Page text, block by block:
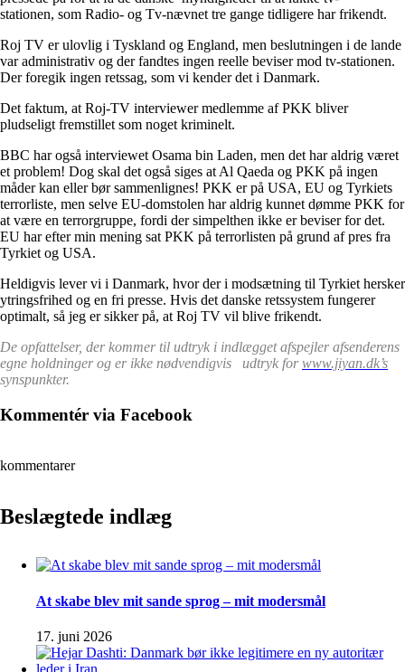
stationen, som Radio- og Tv-nævnet tre gange tidligere har frikendt.
Roj TV er ulovlig i Tyskland og England, men beslutningen i de lande
var administrativ og der fandtes ingen reelle beviser mod tv-stationen.
Der foregik ingen retssag, som vi kender det i Danmark.
Det faktum, at Roj-TV interviewer medlemme af PKK bliver
pludseligt fremstillet som noget kriminelt.
BBC har også interviewet Osama bin Laden, men det har aldrig været
et problem! Dog skal det også siges at Al Qaeda og PKK på ingen
måder kan eller bør sammenlignes! PKK er på USA, EU og Tyrkiets
terrorliste, men selve EU-domstolen har aldrig kunnet dømme PKK for
at være en terrorgruppe, fordi der simpelthen ikke er beviser for det.
EU har efter min mening sat PKK på terrorlisten på grund af pres fra
Tyrkiet og USA.
Heldigvis lever vi i Danmark, hvor der i modsætning til Tyrkiet hersker
ytringsfrihed og en fri presse. Hvis det danske retssystem fungerer
optimalt, så jeg er sikker på, at Roj TV vil blive frikendt.
De opfattelser, der kommer til udtryk i indlægget afspejler afsenderens
egne holdninger og er ikke nødvendigvis udtryk forwww.jiyan.dk’s
synspunkter.
Kommentér via Facebook
kommentarer
Beslægtede indlæg
At skabe blev mit sande sprog – mit modersmål
17. juni 2026